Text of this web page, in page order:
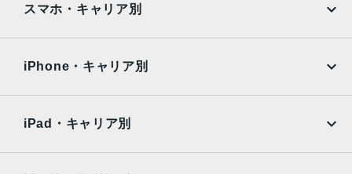
AQUOS
OPPO Android
Surface
Xiaomi Tablet
スマホ・キャリア別
Ymobile
UQmobile
iPhone・キャリア別
iPad・キャリア別